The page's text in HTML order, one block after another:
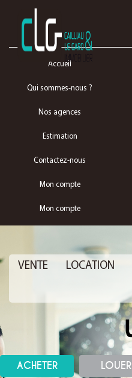
Accueil
Qui sommes-nous ?
Nos agences
Estimation
Contactez-nous
Mon compte
Mon compte
VENTE LOCATION
ACHETER LOUER